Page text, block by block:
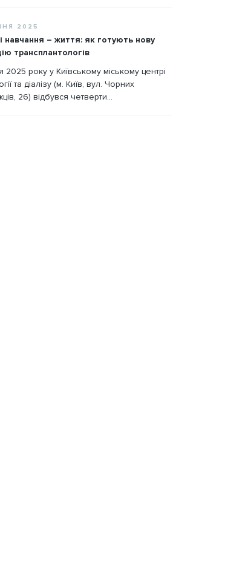
2025
навчання – життя: як готують нову
трансплантологів
2025 року у Київському міському центрі
та діалізу (м. Київ, вул. Чорних
26) відбувся четверти...